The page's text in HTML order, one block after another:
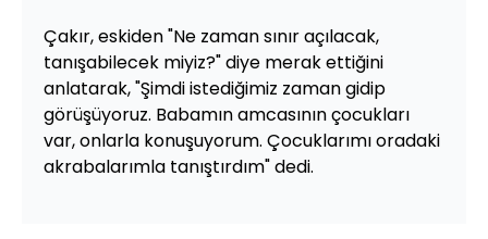
Çakır, eskiden "Ne zaman sınır açılacak,
tanışabilecek miyiz?" diye merak ettiğini
anlatarak, "Şimdi istediğimiz zaman gidip
görüşüyoruz. Babamın amcasının çocukları
var, onlarla konuşuyorum. Çocuklarımı oradaki
akrabalarımla tanıştırdım" dedi.